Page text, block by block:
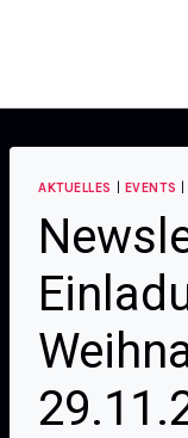
AKTUELLES EVENTS